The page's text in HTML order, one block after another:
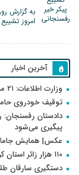
به گزارش
امروز
آخرین اخبار
وزارت اطلاعات: ۲۱ مزدور موساد و ۴ شرور مسلح در کرمان بازداشت شدند
توقیف خودروی
دادستان رفسنجان:
پیگیری می‌شود
عکس| همایش
۱۱۰ هزار زائر استان کرمان راهی سفر اربعین شدند
دستگیری سارقان